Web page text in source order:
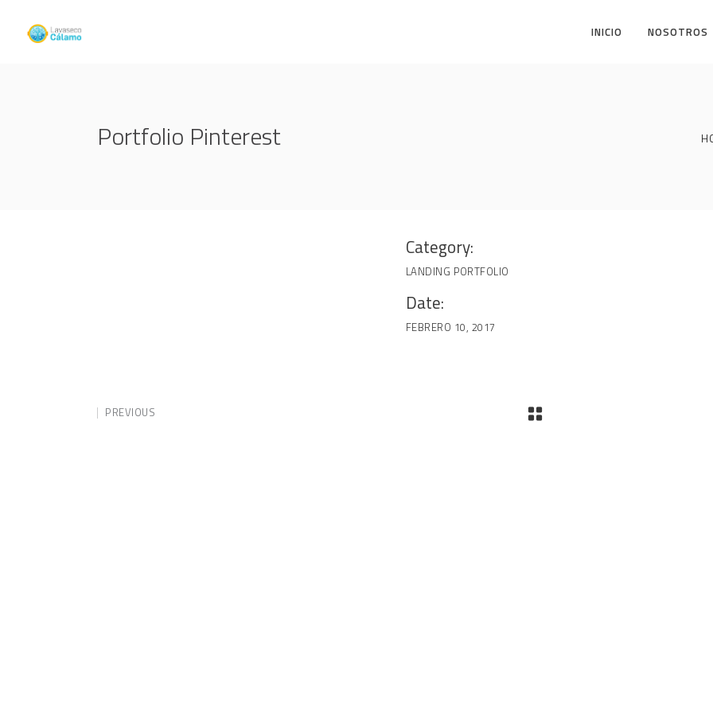
INICIO NOSOTROS
Portfolio Pinterest
Category:
LANDING PORTFOLIO
Date:
FEBRERO 10, 2017
PREVIOUS